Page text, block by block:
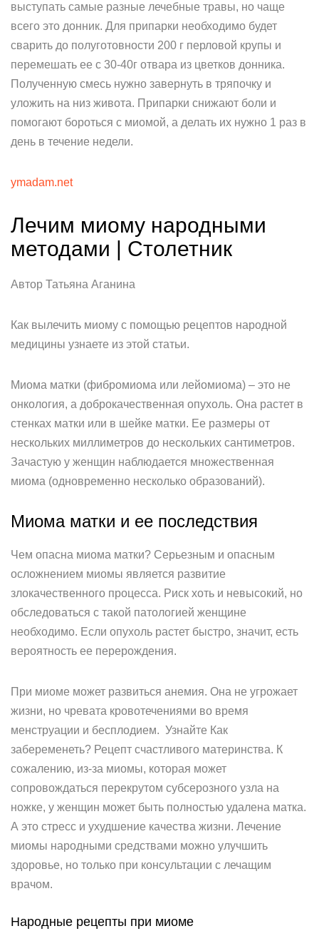
выступать самые разные лечебные травы, но чаще
всего это донник. Для припарки необходимо будет
сварить до полуготовности 200 г перловой крупы и
перемешать ее с 30-40г отвара из цветков донника.
Полученную смесь нужно завернуть в тряпочку и
уложить на низ живота. Припарки снижают боли и
помогают бороться с миомой, а делать их нужно 1 раз в
день в течение недели.
ymadam.net
Лечим миому народными
методами | Столетник
Автор Татьяна Аганина
Как вылечить миому с помощью рецептов народной
медицины узнаете из этой статьи.
Миома матки (фибромиома или лейомиома) – это не
онкология, а доброкачественная опухоль. Она растет в
стенках матки или в шейке матки. Ее размеры от
нескольких миллиметров до нескольких сантиметров.
Зачастую у женщин наблюдается множественная
миома (одновременно несколько образований).
Миома матки и ее последствия
Чем опасна миома матки? Серьезным и опасным
осложнением миомы является развитие
злокачественного процесса. Риск хоть и невысокий, но
обследоваться с такой патологией женщине
необходимо. Если опухоль растет быстро, значит, есть
вероятность ее перерождения.
При миоме может развиться анемия. Она не угрожает
жизни, но чревата кровотечениями во время
менструации и бесплодием. Узнайте Как
забеременеть? Рецепт счастливого материнства. К
сожалению, из-за миомы, которая может
сопровождаться перекрутом субсерозного узла на
ножке, у женщин может быть полностью удалена матка.
А это стресс и ухудшение качества жизни. Лечение
миомы народными средствами можно улучшить
здоровье, но только при консультации с лечащим
врачом.
Народные рецепты при миоме